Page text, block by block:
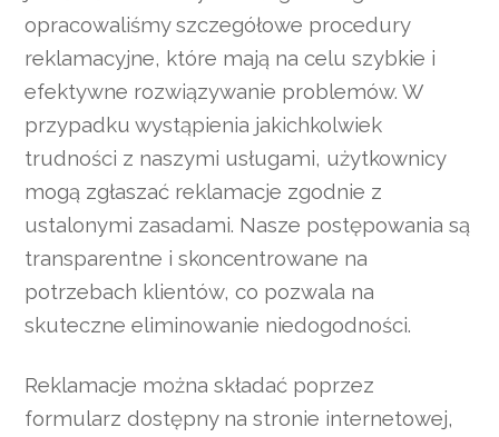
opracowaliśmy szczegółowe procedury
reklamacyjne, które mają na celu szybkie i
efektywne rozwiązywanie problemów. W
przypadku wystąpienia jakichkolwiek
trudności z naszymi usługami, użytkownicy
mogą zgłaszać reklamacje zgodnie z
ustalonymi zasadami. Nasze postępowania są
transparentne i skoncentrowane na
potrzebach klientów, co pozwala na
skuteczne eliminowanie niedogodności.
Reklamacje można składać poprzez
formularz dostępny na stronie internetowej,